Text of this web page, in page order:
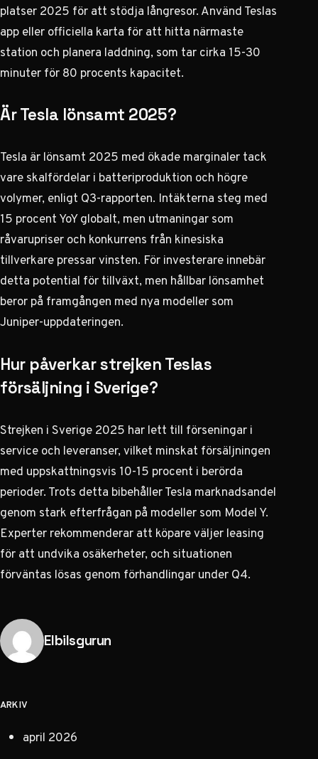
platser 2025 för att stödja långresor. Använd Teslas
app eller officiella karta för att hitta närmaste
station och planera laddning, som tar cirka 15-30
minuter för 80 procents kapacitet.
Är Tesla lönsamt 2025?
Tesla är lönsamt 2025 med ökade marginaler tack
vare skalfördelar i batteriproduktion och högre
volymer, enligt Q3-rapporten. Intäkterna steg med
15 procent YoY globalt, men utmaningar som
råvarupriser och konkurrens från kinesiska
tillverkare pressar vinsten. För investerare innebär
detta potential för tillväxt, men hållbar lönsamhet
beror på framgången med nya modeller som
Juniper-uppdateringen.
Hur påverkar strejken Teslas
försäljning i Sverige?
Strejken i Sverige 2025 har lett till förseningar i
service och leveranser, vilket minskat försäljningen
med uppskattningsvis 10-15 procent i berörda
perioder. Trots detta bibehåller Tesla marknadsandel
genom stark efterfrågan på modeller som Model Y.
Experter rekommenderar att köpare väljer leasing
för att undvika osäkerheter, och situationen
förväntas lösas genom förhandlingar under Q4.
Publicerad av
Elbilsgurun
ARKIV
april 2026